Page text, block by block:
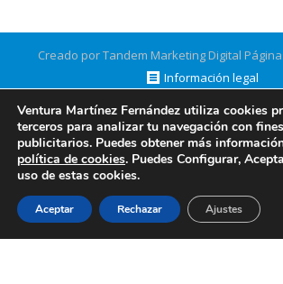
Creado por Tandem Marketing Digital
Información legal
Ventura Martínez Fernández utiliza cookies
terceros para analizar tu navegación con
publicitarios. Puedes obtener más
política de cookies. Puedes Configurar,
uso de estas cookies.
Aceptar Rechazar Ajustes